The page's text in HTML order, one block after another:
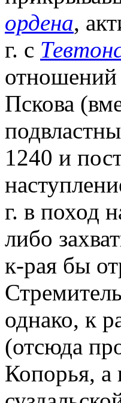
ордена,
г. с
отношений
Пскова
1240 и
г. в поход
либо
к-рая бы
однако, к
(отсюда
Копорья, а